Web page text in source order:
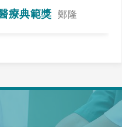
效果
療典範獎
鄭隆